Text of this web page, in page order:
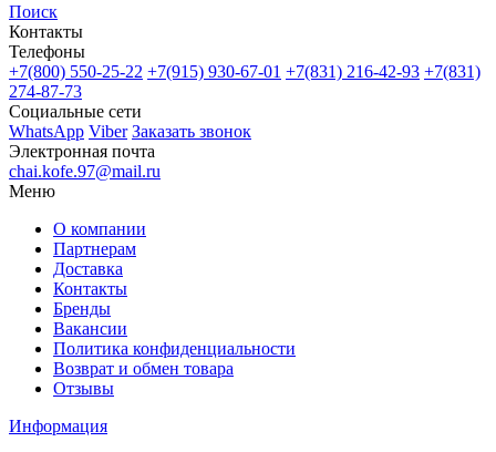
Поиск
Контакты
Телефоны
+7(800) 550-25-22 +7(915) 930-67-01 +7(831) 216-42-93 +7(831)
274-87-73
Социальные сети
WhatsApp Viber Заказать звонок
Электронная почта
chai.kofe.97@mail.ru
Меню
О компании
Партнерам
Доставка
Контакты
Бренды
Вакансии
Политика конфиденциальности
Возврат и обмен товара
Отзывы
Информация